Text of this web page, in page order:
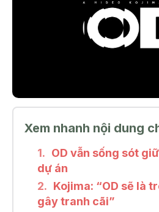
Xem nhanh nội dung
OD vẫn sống sót
dự án
Kojima: “OD sẽ là
gây tranh cãi”